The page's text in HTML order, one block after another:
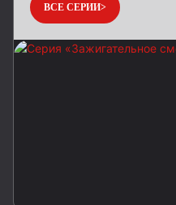
ВСЕ СЕРИИ>